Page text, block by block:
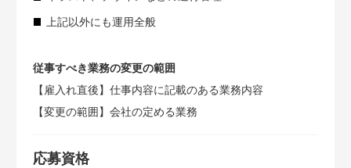
上記以外にも運用全般
従事すべき業務の変更の範囲
【雇入れ直後】仕事内容に記載のある業務内容
【変更の範囲】会社の定める業務
応募資格